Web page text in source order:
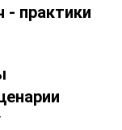
- практики